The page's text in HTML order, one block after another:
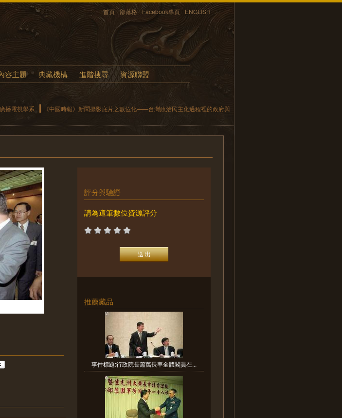
首頁 部落格 Facebook專頁 ENGLISH
容主題 典藏機構 進階搜尋 資源聯盟
廣播電視學系
《中國時報》新聞攝影底片之數位化——台灣政治民主化過程裡的政府與
評分與驗證
請為這筆數位資源評分
推薦藏品
事件標題:行政院長蕭萬長率全體閣員在...